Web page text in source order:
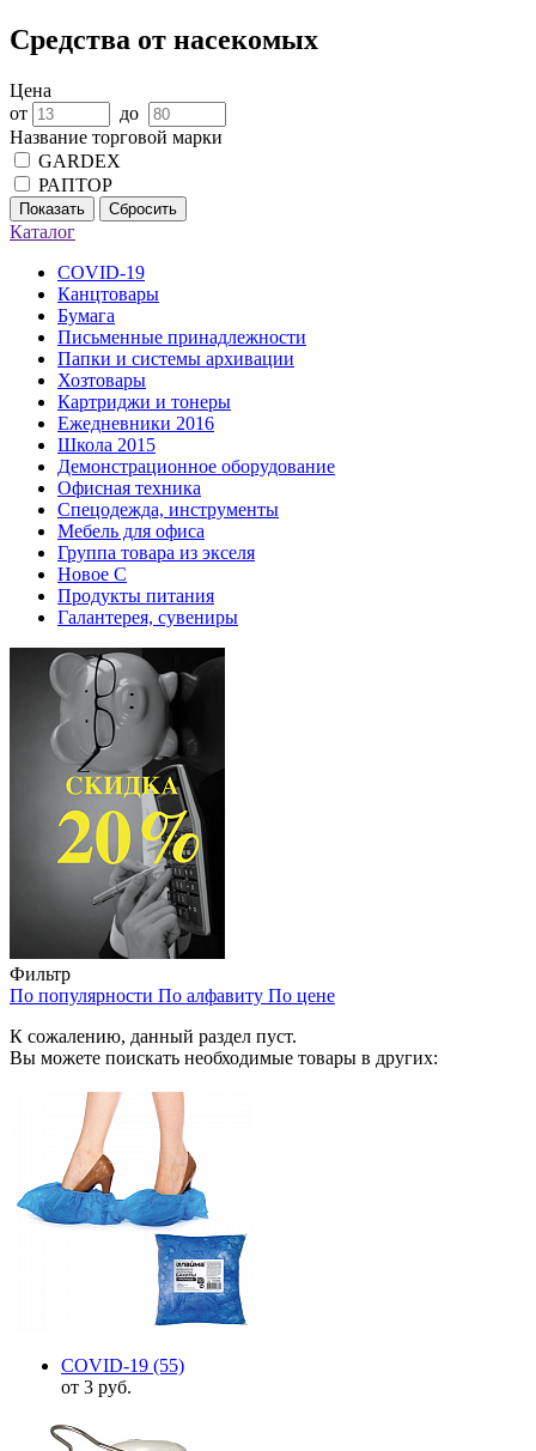
Средства от насекомых
Цена
от
до
Название торговой марки
GARDEX
РАПТОР
Показать Сбросить
Каталог
COVID-19
Канцтовары
Бумага
Письменные принадлежности
Папки и системы архивации
Хозтовары
Картриджи и тонеры
Ежедневники 2016
Школа 2015
Демонстрационное оборудование
Офисная техника
Спецодежда, инструменты
Мебель для офиса
Группа товара из экселя
Новое С
Продукты питания
Галантерея, сувениры
Фильтр
По популярности По алфавиту По цене
К сожалению, данный раздел пуст.
Вы можете поискать необходимые товары в других:
COVID-19 (55)
от 3 руб.